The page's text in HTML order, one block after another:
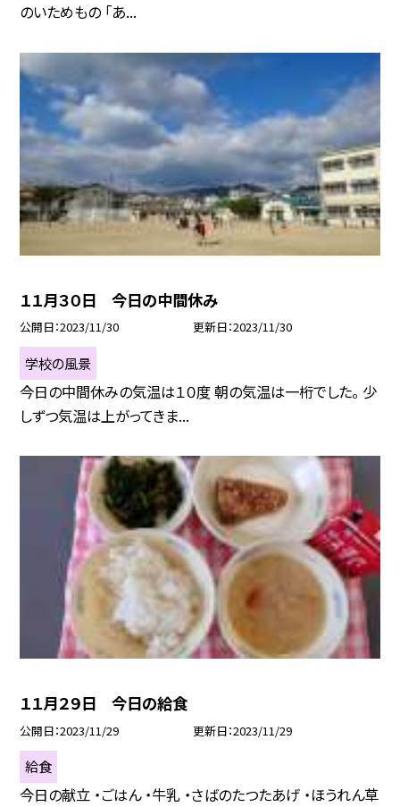
のいためもの 「あ...
１１月３０日 今日の中間休み
公開日 2023/11/30 更新日 2023/11/30
学校の風景
今日の中間休みの気温は１０度 朝の気温は一桁でした。 少
しずつ気温は上がってきま...
１１月２９日 今日の給食
公開日 2023/11/29 更新日 2023/11/29
給食
今日の献立 ・ごはん ・牛乳 ・さばのたつたあげ ・ほうれん草